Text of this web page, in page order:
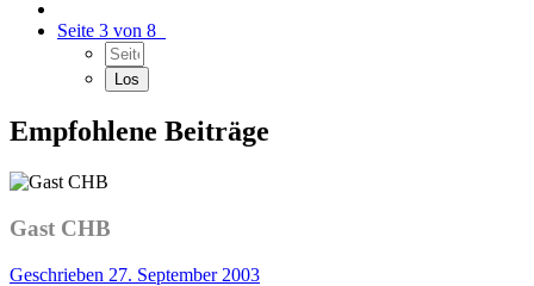
Seite 3 von 8
Empfohlene Beiträge
Gast CHB
Geschrieben 27. September 2003